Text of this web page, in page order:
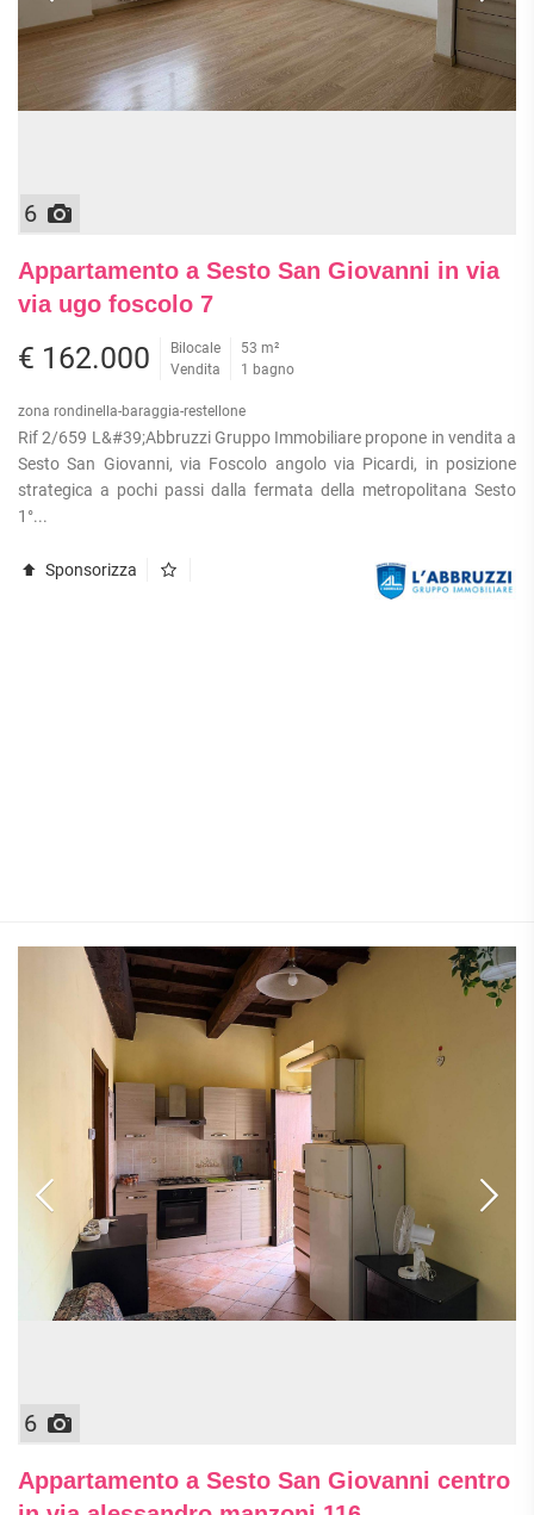
6
Appartamento a Sesto San Giovanni in via
via ugo foscolo 7
€ 162.000
Bilocale
Vendita
53 m²
1 bagno
zona rondinella-baraggia-restellone
Rif 2/659 L&#39;Abbruzzi Gruppo Immobiliare propone in vendita a
Sesto San Giovanni, via Foscolo angolo via Picardi, in posizione
strategica a pochi passi dalla fermata della metropolitana Sesto
1°...
Sponsorizza
6
Appartamento a Sesto San Giovanni centro